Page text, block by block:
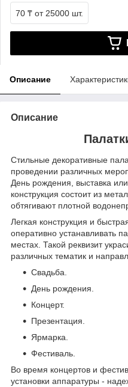
70 ₸ от 25000 шт.
Описание
Описание
Стильные декоративные
проведении различных
День рождения, выставка
конструкция состоит из
обтягивают плотной
Легкая конструкция и
оперативно устанавливать
местах. Такой реквизит
различных тематик и
Свадьба.
День рождения.
Концерт.
Презентация.
Ярмарка.
Фестиваль.
Во время концертов и
установки аппаратуры -